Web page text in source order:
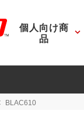
個人向け商
品
BLAC610